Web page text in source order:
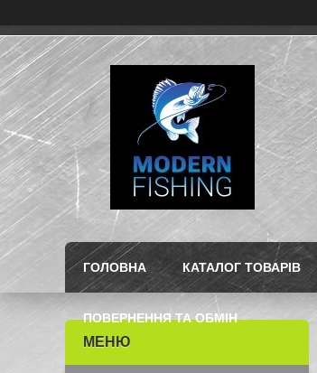
ГОЛОВНА КАТАЛОГ ТОВАРІВ
ПОВЕРНЕННЯ ТА ОБМІН